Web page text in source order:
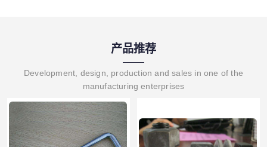
产品推荐
Development, design, production and sales in one of the
manufacturing enterprises